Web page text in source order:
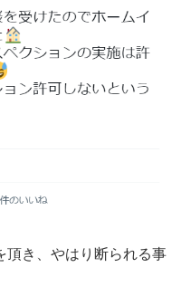
頂き、やはり断られる事